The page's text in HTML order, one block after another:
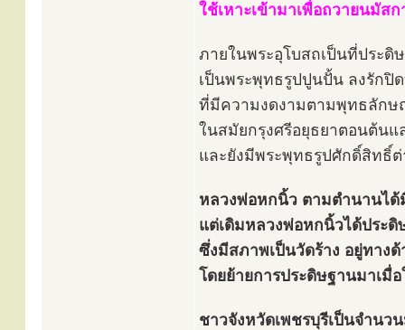
ใช้เหาะเข้ามาเพื่อถวายนมัส
ภายในพระอุโบสถเป็นที่ประดิ
เป็นพระพุทธรูปปูนปั้น ลงรักปิ
ที่มีความงดงามตามพุทธลักษ
ในสมัยกรุงศรีอยุธยาตอนต้นแ
และยังมีพระพุทธรูปศักดิ์สิทธิ์
หลวงพ่อหกนิ้ว ตามตำนานได้
แต่เดิมหลวงพ่อหกนิ้วได้ประ
ซึ่งมีสภาพเป็นวัดร้าง อยู่ทาง
โดยย้ายการประดิษฐานมาเ
ชาวจังหวัดเพชรบุรีเป็นจำนว